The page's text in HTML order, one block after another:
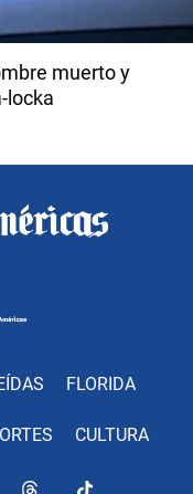
muerto y
locka
FLORIDA
CULTURA